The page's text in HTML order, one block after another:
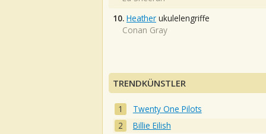
10. Heather ukulelengriffe
Conan Gray
TRENDKÜNSTLER
Twenty One Pilots
Billie Eilish